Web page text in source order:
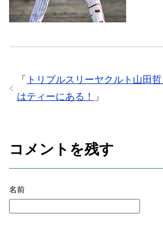
「
トリプルスリーヤクルト山田
はティーにある！
」
コメントを残す
名前